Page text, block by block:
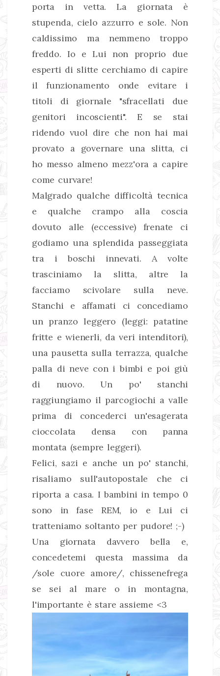
porta in vetta. La giornata è
stupenda, cielo azzurro e sole. Non
caldissimo ma nemmeno troppo
freddo. Io e Lui non proprio due
esperti di slitte cerchiamo di capire
il funzionamento onde evitare i
titoli di giornale "sfracellati due
genitori incoscienti". E se stai
ridendo vuol dire che non hai mai
provato a governare una slitta, ci
ho messo almeno mezz'ora a capire
come curvare!
Malgrado qualche difficoltà tecnica
e qualche crampo alla coscia
dovuto alle (eccessive) frenate ci
godiamo una splendida passeggiata
tra i boschi innevati. A volte
trasciniamo la slitta, altre la
facciamo scivolare sulla neve.
Stanchi e affamati ci concediamo
un pranzo leggero (leggi: patatine
fritte e wienerli, da veri intenditori),
una pausetta sulla terrazza, qualche
palla di neve con i bimbi e poi giù
di nuovo. Un po' stanchi
raggiungiamo il parcogiochi a valle
prima di concederci un'esagerata
cioccolata densa con panna
montata (sempre leggeri).
Felici, sazi e anche un po' stanchi,
risaliamo sull'autopostale che ci
riporta a casa. I bambini in tempo 0
sono in fase REM, io e Lui ci
tratteniamo soltanto per pudore! ;-)
Una giornata davvero bella e,
concedetemi questa massima da
/sole cuore amore/, chissenefrega
se sei al mare o in montagna,
l'importante è stare assieme <3